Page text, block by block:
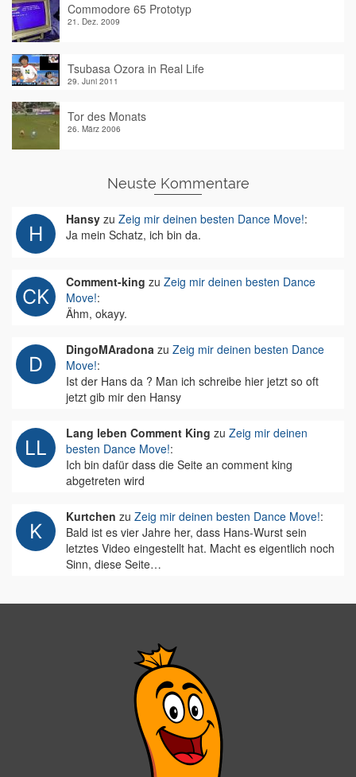
Commodore 65 Prototyp
21. Dez. 2009
Tsubasa Ozora in Real Life
29. Juni 2011
Tor des Monats
26. März 2006
Neuste Kommentare
Hansy zu Zeig mir deinen besten Dance Move!:
Ja mein Schatz, ich bin da.
Comment-king zu Zeig mir deinen besten Dance
Move!:
Ähm, okayy.
DingoMAradona zu Zeig mir deinen besten Dance
Move!:
Ist der Hans da ? Man ich schreibe hier jetzt so oft
jetzt gib mir den Hansy
Lang leben Comment King zu Zeig mir deinen
besten Dance Move!:
Ich bin dafür dass die Seite an comment king
abgetreten wird
Kurtchen zu Zeig mir deinen besten Dance Move!:
Bald ist es vier Jahre her, dass Hans-Wurst sein
letztes Video eingestellt hat. Macht es eigentlich noch
Sinn, diese Seite…